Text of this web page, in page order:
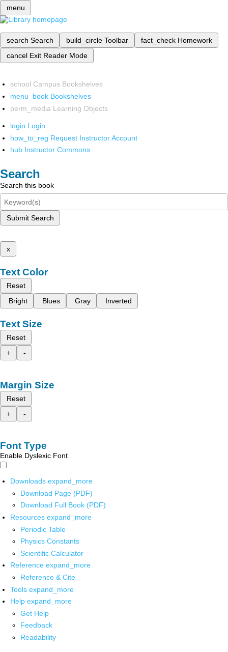
menu
search Search build_circle Toolbar fact_check Homework
cancel Exit Reader Mode
school Campus Bookshelves
menu_book Bookshelves
perm_media Learning Objects
login Login
how_to_reg Request Instructor Account
hub Instructor Commons
Search
Search this book
Submit Search
x
Text Color
Reset
Bright
Blues Gray Inverted
Text Size
Reset
+
-
Margin Size
Reset
+
-
Font Type
Enable Dyslexic Font
Downloads expand_more
Download Page (PDF)
Download Full Book (PDF)
Resources expand_more
Periodic Table
Physics Constants
Scientific Calculator
Reference expand_more
Reference & Cite
Tools expand_more
Help expand_more
Get Help
Feedback
Readability